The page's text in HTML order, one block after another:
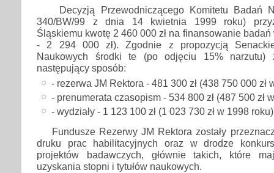
Decyzją Przewodniczącego Komitetu Badań
340/BW/99 z dnia 14 kwietnia 1999 roku)
Śląskiemu kwotę 2 460 000 zł na finansowanie badań
- 2 294 000 zł). Zgodnie z propozycją
Naukowych środki te (po odjęciu 15% narzutu)
następujący sposób:
- rezerwa JM Rektora - 481 300 zł (438 750 000 zł
- prenumerata czasopism - 534 800 zł (487 500 zł
- wydziały - 1 123 100 zł (1 023 730 zł w 1998
Fundusze Rezerwy JM Rektora zostały
druku prac habilitacyjnych oraz w drodze
projektów badawczych, głównie takich, które
uzyskania stopni i tytułów naukowych.